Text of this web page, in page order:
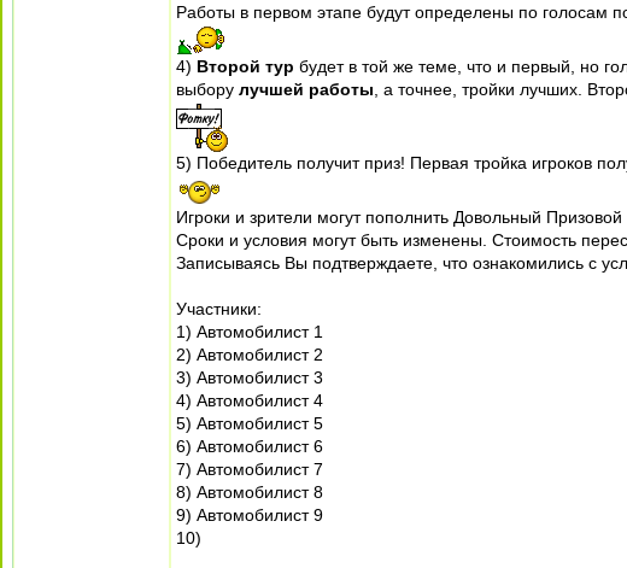
Работы в первом этапе будут определены по голосам
4) Второй тур будет в той же теме, что и первый, но
выбору лучшей работы , а точнее, тройки лучших.
5) Победитель получит приз! Первая тройка игроков
Игроки и зрители могут пополнить Довольный Призовой
Сроки и условия могут быть изменены. Стоимость
Записываясь Вы подтверждаете, что ознакомились с
Участники:
1) Автомобилист 1
2) Автомобилист 2
3) Автомобилист 3
4) Автомобилист 4
5) Автомобилист 5
6) Автомобилист 6
7) Автомобилист 7
8) Автомобилист 8
9) Автомобилист 9
10)